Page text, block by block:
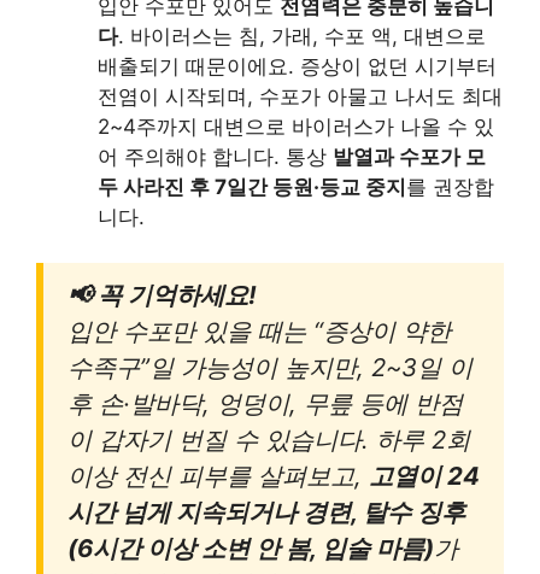
입안 수포만 있어도 전염력은 충분히 높습니
다. 바이러스는 침, 가래, 수포 액, 대변으로
배출되기 때문이에요. 증상이 없던 시기부터
전염이 시작되며, 수포가 아물고 나서도 최대
2~4주까지 대변으로 바이러스가 나올 수 있
어 주의해야 합니다. 통상 발열과 수포가 모
두 사라진 후 7일간 등원·등교 중지를 권장합
니다.
📢 꼭 기억하세요!
입안 수포만 있을 때는 “증상이 약한
수족구”일 가능성이 높지만, 2~3일 이
후 손·발바닥, 엉덩이, 무릎 등에 반점
이 갑자기 번질 수 있습니다. 하루 2회
이상 전신 피부를 살펴보고, 고열이 24
시간 넘게 지속되거나 경련, 탈수 징후
(6시간 이상 소변 안 봄, 입술 마름)가